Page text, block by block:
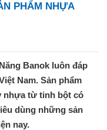
PHẨM NHỰA
Banok luôn đáp
Nam. Sản phẩm
nhựa từ tinh bột có
dùng những sản
nay.